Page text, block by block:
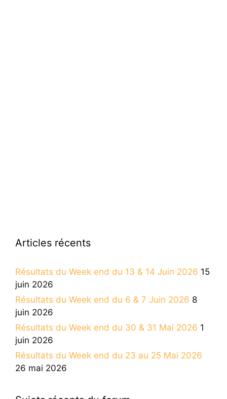
Articles récents
Résultats du Week end du 13 & 14 Juin 2026 15
juin 2026
Résultats du Week end du 6 & 7 Juin 2026 8
juin 2026
Résultats du Week end du 30 & 31 Mai 2026 1
juin 2026
Résultats du Week end du 23 au 25 Mai 2026
26 mai 2026